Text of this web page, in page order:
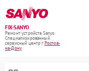
FIX-SANYO
Ремонт устройств Sanyo
Специализированный
cервисный центр г.Ростов-
на-Дону